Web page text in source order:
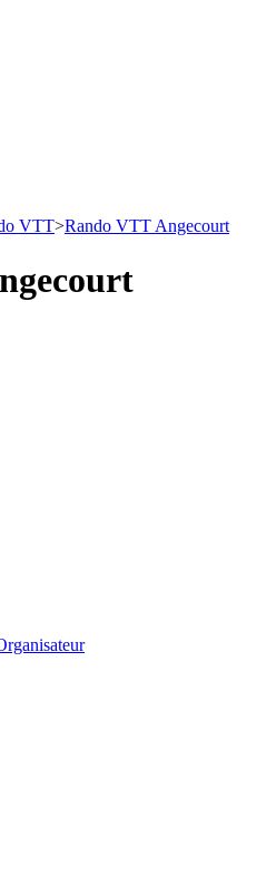
VTT>Rando VTT Angecourt